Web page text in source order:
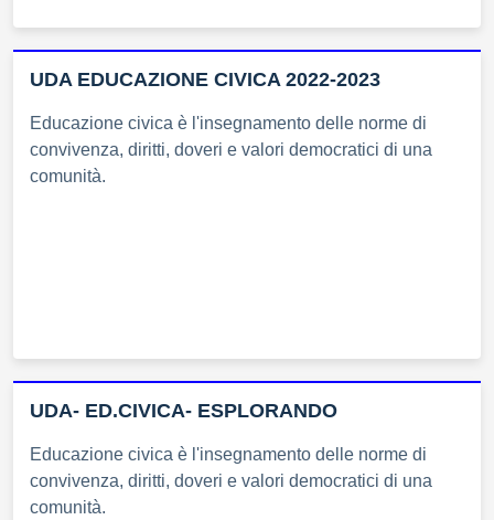
UDA EDUCAZIONE CIVICA 2022-2023
Educazione civica è l'insegnamento delle norme di
convivenza, diritti, doveri e valori democratici di una
comunità.
UDA- ED.CIVICA- ESPLORANDO
Educazione civica è l'insegnamento delle norme di
convivenza, diritti, doveri e valori democratici di una
comunità.